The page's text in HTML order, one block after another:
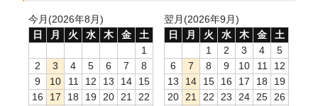
今月(2026年8月)
日
月 火 水 木 金
土
1
2
3 4 5 6 7
8
9
10 11 12 13 14
15
16
17 18 19 20 21
22
翌月(2026年9月)
日
月 火 水 木 金
土
1
2 3 4
5
6
7 8 9 10 11
12
13
14 15 16 17 18
19
20
21 22 23 24 25
26